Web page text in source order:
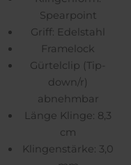
Spearpoint
Griff: Edelstahl
Framelock
Gürtelclip (Tip-
down/r)
abnehmbar
Länge Klinge: 8,3
cm
Klingenstärke: 3,0